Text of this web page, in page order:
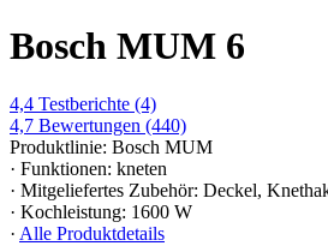
Bosch MUM 6
4,4 Testberichte (4)
4,7 Bewertungen (440)
Produktlinie: Bosch MUM
· Funktionen: kneten
· Mitgeliefertes Zubehör: Deckel,
· Kochleistung: 1600 W
· Alle Produktdetails